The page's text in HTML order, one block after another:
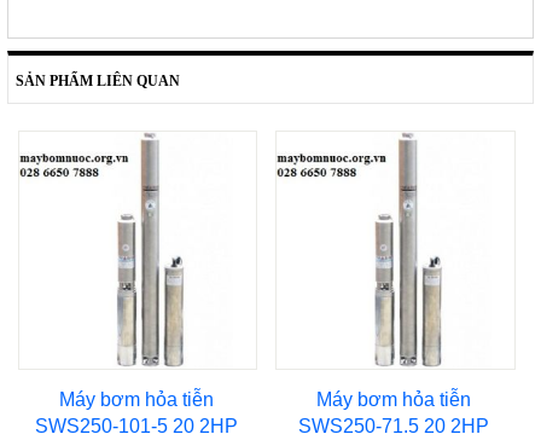
SẢN PHẨM LIÊN QUAN
Máy bơm hỏa tiễn
SWS250-101-5 20 2HP
Máy bơm hỏa tiễn
SWS250-71.5 20 2HP